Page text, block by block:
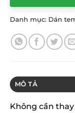
Danh mục: Dán
MÔ TẢ
Không cần